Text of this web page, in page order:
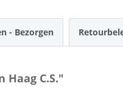
- Bezorgen
Haag C.S."